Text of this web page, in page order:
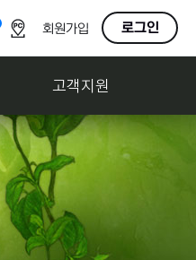
F
회원가입 로그인
고객지원